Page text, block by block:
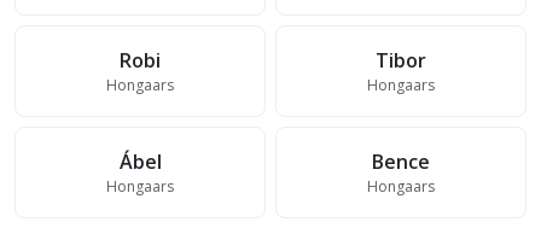
Robi
Hongaars
Tibor
Hongaars
Ábel
Hongaars
Bence
Hongaars